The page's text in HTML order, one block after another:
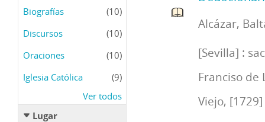
Biografías
(10)
Discursos
(10)
Oraciones
(10)
Iglesia Católica
(9)
Ver todos
Lugar
Alcázar,
[Sevilla] :
Franciso de
Viejo, [1729]